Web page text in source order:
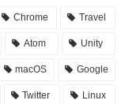
Chrome Travel
Atom Unity
macOS Google
Twitter Linux